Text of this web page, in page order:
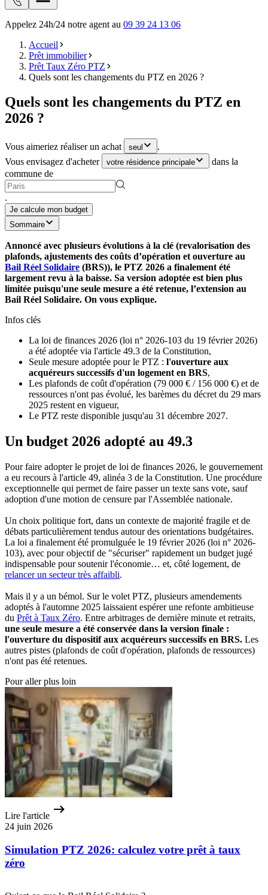
Appelez 24h/24 notre agent au 09 39 24 13 06
Accueil
Prêt immobilier
Prêt Taux Zéro PTZ
Quels sont les changements du PTZ en 2026 ?
Quels sont les changements du PTZ en
2026 ?
Vous aimeriez réaliser un achat seul
.
Vous envisagez d'acheter
votre résidence principale
dans la
commune de
.
Je calcule mon budget
Sommaire
Annoncé avec plusieurs évolutions à la clé (revalorisation des
plafonds, ajustements des coûts d’opération et ouverture au
Bail Réel Solidaire (BRS)), le PTZ 2026 a finalement été
largement revu à la baisse. Sa version adoptée est bien plus
limitée puisqu'une seule mesure a été retenue, l’extension au
Bail Réel Solidaire. On vous explique.
Infos clés
La loi de finances 2026 (loi n° 2026-103 du 19 février 2026)
a été adoptée via l'article 49.3 de la Constitution,
Seule mesure adoptée pour le PTZ : l'ouverture aux
acquéreurs successifs d'un logement en BRS,
Les plafonds de coût d'opération (79 000 € / 156 000 €) et de
ressources n'ont pas évolué, les barèmes du décret du 29 mars
2025 restent en vigueur,
Le PTZ reste disponible jusqu'au 31 décembre 2027.
Un budget 2026 adopté au 49.3
Pour faire adopter le projet de loi de finances 2026, le gouvernement
a eu recours à l'article 49, alinéa 3 de la Constitution. Une procédure
exceptionnelle qui permet de faire passer un texte sans vote, sauf
adoption d'une motion de censure par l'Assemblée nationale.
Un choix politique fort, dans un contexte de majorité fragile et de
débats particulièrement tendus autour des orientations budgétaires.
La loi a finalement été promulguée le 19 février 2026 (loi n° 2026-
103), avec pour objectif de "sécuriser" rapidement un budget jugé
indispensable pour soutenir l'économie… et, côté logement, de
relancer un secteur très affaibli.
Mais il y a un bémol. Sur le volet PTZ, plusieurs amendements
adoptés à l'automne 2025 laissaient espérer une refonte ambitieuse
du Prêt à Taux Zéro. Entre arbitrages de dernière minute et retraits,
une seule mesure a été conservée dans la version finale :
l'ouverture du dispositif aux acquéreurs successifs en BRS. Les
autres pistes (plafonds de coût d'opération, plafonds de ressources)
n'ont pas été retenues.
Pour aller plus loin
Lire l'article
24 juin 2026
Simulation PTZ 2026: calculez votre prêt à taux
zéro